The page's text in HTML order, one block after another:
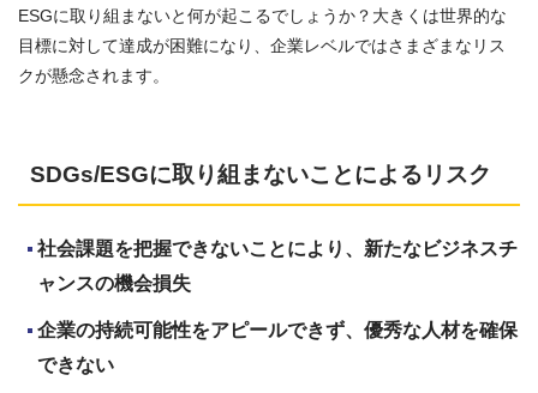
ESGに取り組まないと何が起こるでしょうか？大きくは世界的な
目標に対して達成が困難になり、企業レベルではさまざまなリス
クが懸念されます。
SDGs/ESGに取り組まないことによるリスク
社会課題を把握できないことにより、新たなビジネスチ
ャンスの機会損失
企業の持続可能性をアピールできず、優秀な人材を確保
できない